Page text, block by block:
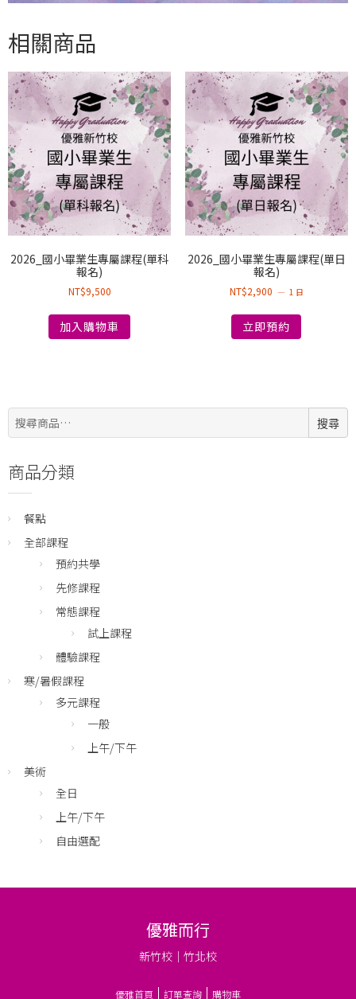
相關商品
2026_國小畢業生專屬課程(單科
報名)
NT$9,500
加入購物車
2026_國小畢業生專屬課程(單日
報名)
NT$2,900 1 日
立即預約
搜
尋:
搜尋
商品分類
餐點
全部課程
預約共學
先修課程
常態課程
試上課程
體驗課程
寒/暑假課程
多元課程
一般
上午/下午
美術
全日
上午/下午
自由選配
優雅而行
新竹校｜竹北校
優雅首頁 訂單查詢 購物車